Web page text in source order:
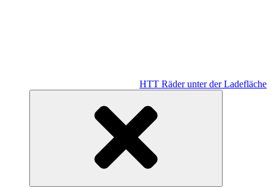
HTT Räder unter der Ladefläche